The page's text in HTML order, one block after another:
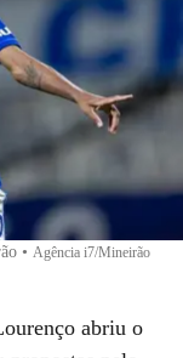
• Agência i7/Mineirão
abriu o